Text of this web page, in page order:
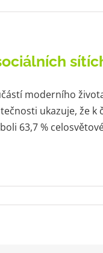
moderního
ukazuje, že k
63,7 %